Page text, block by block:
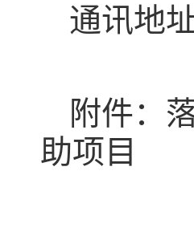
通讯地
附件：
助项目